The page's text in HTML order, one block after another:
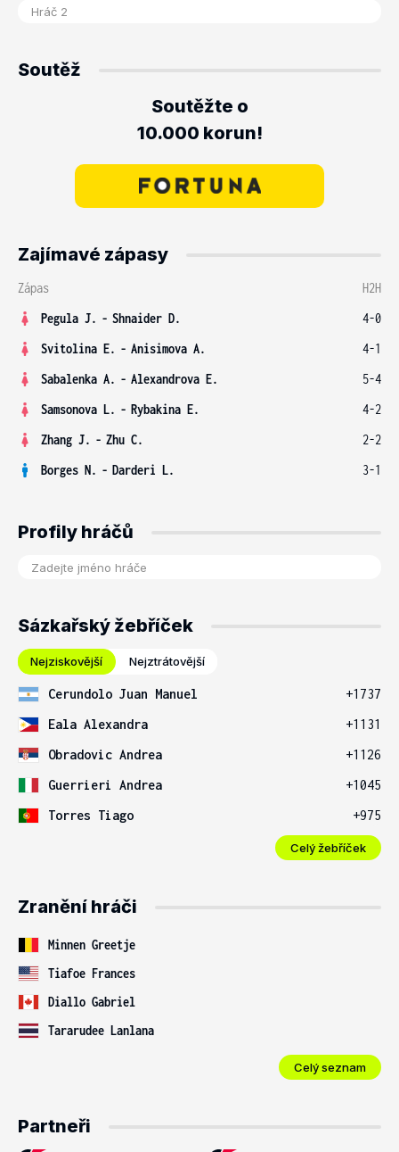
Soutěž
Soutěžte o
10.000 korun!
Zajímavé zápasy
Zápas
H2H
Pegula J. - Shnaider D.
4-0
Svitolina E. - Anisimova A.
4-1
Sabalenka A. - Alexandrova E.
5-4
Samsonova L. - Rybakina E.
4-2
Zhang J. - Zhu C.
2-2
Borges N. - Darderi L. 3-1
Profily hráčů
Sázkařský žebříček
Nejziskovější Nejztrátovější
Cerundolo Juan Manuel
+1737
Eala Alexandra
+1131
Obradovic Andrea
+1126
Guerrieri Andrea
+1045
Torres Tiago
+975
Celý žebříček
Zranění hráči
Minnen Greetje
Tiafoe Frances
Diallo Gabriel
Tararudee Lanlana
Celý seznam
Partneři